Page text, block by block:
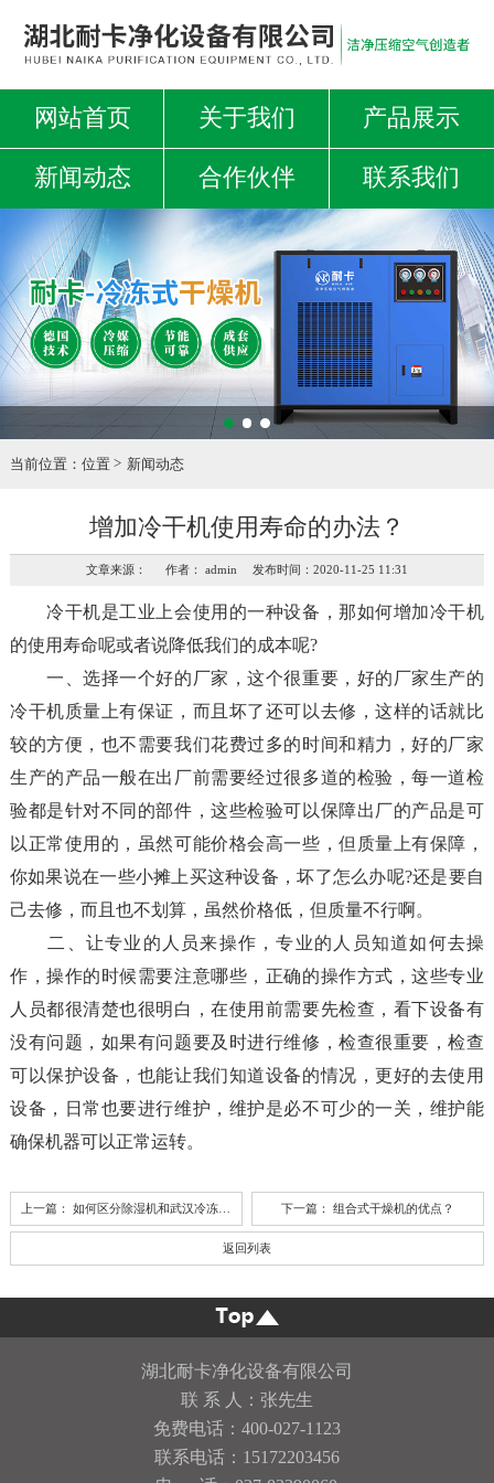
网站首页 关于我们 产品展示
新闻动态 合作伙伴 联系我们
当前位置： 位置 新闻动态
增加冷干机使用寿命的办法？
文章来源： 作者： admin 发布时间：2020-11-25 11:31
冷干机是工业上会使用的一种设备，那如何增加冷干机
的使用寿命呢或者说降低我们的成本呢?
一、选择一个好的厂家，这个很重要，好的厂家生产的
冷干机质量上有保证，而且坏了还可以去修，这样的话就比
较的方便，也不需要我们花费过多的时间和精力，好的厂家
生产的产品一般在出厂前需要经过很多道的检验，每一道检
验都是针对不同的部件，这些检验可以保障出厂的产品是可
以正常使用的，虽然可能价格会高一些，但质量上有保障，
你如果说在一些小摊上买这种设备，坏了怎么办呢?还是要自
己去修，而且也不划算，虽然价格低，但质量不行啊。
二、让专业的人员来操作，专业的人员知道如何去操
作，操作的时候需要注意哪些，正确的操作方式，这些专业
人员都很清楚也很明白，在使用前需要先检查，看下设备有
没有问题，如果有问题要及时进行维修，检查很重要，检查
可以保护设备，也能让我们知道设备的情况，更好的去使用
设备，日常也要进行维护，维护是必不可少的一关，维护能
确保机器可以正常运转。
上一篇： 如何区分除湿机和武汉冷冻式干燥机？ 下一篇：组合式干燥机的优点？
返回列表
湖北耐卡净化设备有限公司
联 系 人：张先生
免费电话：400-027-1123
联系电话：15172203456